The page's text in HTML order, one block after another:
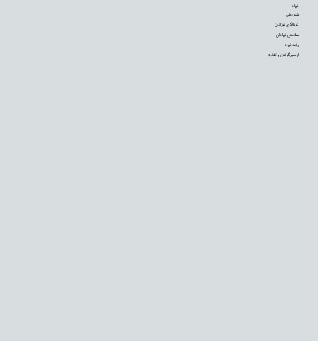
نوزاد
شیردهی
غربالگری نوزادان
سلامتی نوزادان
رشد نوزاد
از شیر گرفتن و تغذیه